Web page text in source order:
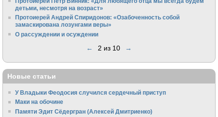
детьми, несмотря на возраст»
Протоиерей Андрей Спиридонов: «Озабоченность собой
замаскирована лозунгами веры»
О рассуждении и осуждении
← 2 из 10 →
Новые статьи
У Владыки Феодосия случился сердечный приступ
Маки на обочине
Памяти Эдит Сёдергран (Алексей Дмитриенко)